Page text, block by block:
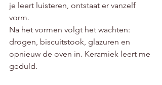
je leert luisteren, ontstaat er vanzelf
vorm.
Na het vormen volgt het wachten:
drogen, biscuitstook, glazuren en
opnieuw de oven in. Keramiek leert me
geduld.